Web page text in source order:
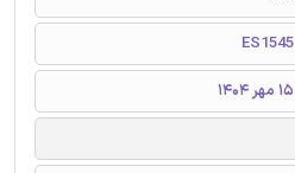
ES1545
15 مهر 1404